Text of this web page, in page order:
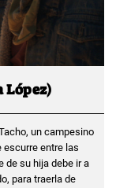
López)
un campesino
escurre entre las
de su hija debe ir a
para traerla de